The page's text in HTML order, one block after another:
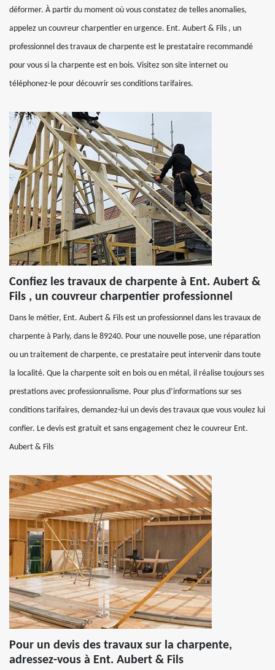
déformer. À partir du moment où vous constatez de telles anomalies,
appelez un couvreur charpentier en urgence. Ent. Aubert & Fils , un
professionnel des travaux de charpente est le prestataire recommandé
pour vous si la charpente est en bois. Visitez son site internet ou
téléphonez-le pour découvrir ses conditions tarifaires.
Confiez les travaux de charpente à Ent. Aubert &
Fils , un couvreur charpentier professionnel
Dans le métier, Ent. Aubert & Fils est un professionnel dans les travaux de
charpente à Parly, dans le 89240. Pour une nouvelle pose, une réparation
ou un traitement de charpente, ce prestataire peut intervenir dans toute
la localité. Que la charpente soit en bois ou en métal, il réalise toujours ses
prestations avec professionnalisme. Pour plus d’informations sur ses
conditions tarifaires, demandez-lui un devis des travaux que vous voulez lui
confier. Le devis est gratuit et sans engagement chez le couvreur Ent.
Aubert & Fils
Pour un devis des travaux sur la charpente,
adressez-vous à Ent. Aubert & Fils